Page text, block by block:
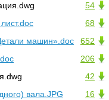
54
68
652
машин».doc
206
42
16
вала.JPG